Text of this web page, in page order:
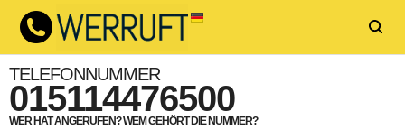
TELEFONNUMMER
015114476500
WER HAT ANGERUFEN? WEM GEHÖRT DIE NUMMER?